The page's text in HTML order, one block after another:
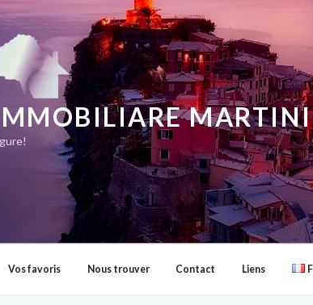
Vos favoris Nous trouver Contact Liens